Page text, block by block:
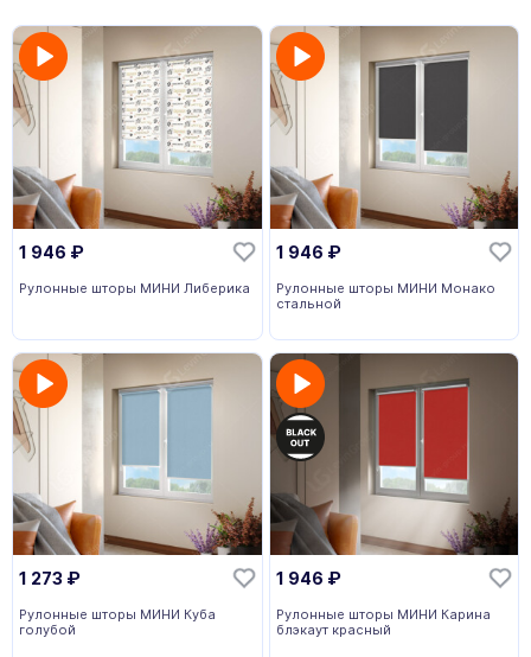
1 946 ₽
Рулонные шторы МИНИ Либерика
1 946 ₽
Рулонные шторы МИНИ Монако
стальной
1 273 ₽
Рулонные шторы МИНИ Куба
голубой
1 946 ₽
Рулонные шторы МИНИ Карина
блэкаут красный